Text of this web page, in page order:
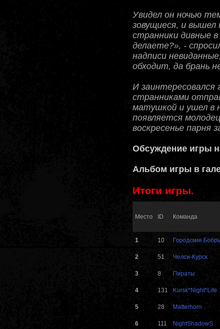
Увидел он ночью
зовущиеся, и вышел
странники дивные
делаете?», -
надписи
обходит, да брань
И заинтересовался
странниками
матушкой и ушел в
появляется
воскресенье
Обсуждение игры
Альбом игры в
Итоги игры.
Место ID Команда
1 10 Городские
2 51 Челси-Курск
3 8 Пираты
4 131 Kursk*Night*Life
5 28 Matterhorn
6 111 NightShadowS